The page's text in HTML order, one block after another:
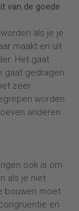
van de goede
als je je
maakt en uit
Het gaat
gaat gedragen.
zeer
worden.
anderen
ook is om
als je niet
bouwen moet
en